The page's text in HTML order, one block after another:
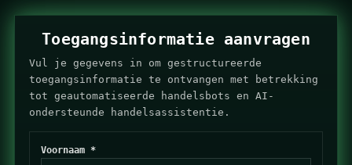
Toegangsinformatie aanvragen
Vul je gegevens in om gestructureerde
toegangsinformatie te ontvangen met betrekking
tot geautomatiseerde handelsbots en AI-
ondersteunde handelsassistentie.
Voornaam *